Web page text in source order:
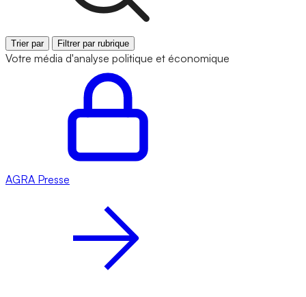
Trier par Filtrer par rubrique
Votre média d'analyse politique et économique
AGRA Presse